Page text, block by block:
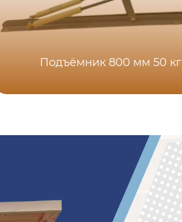
Подъёмник 800 мм 50 кг